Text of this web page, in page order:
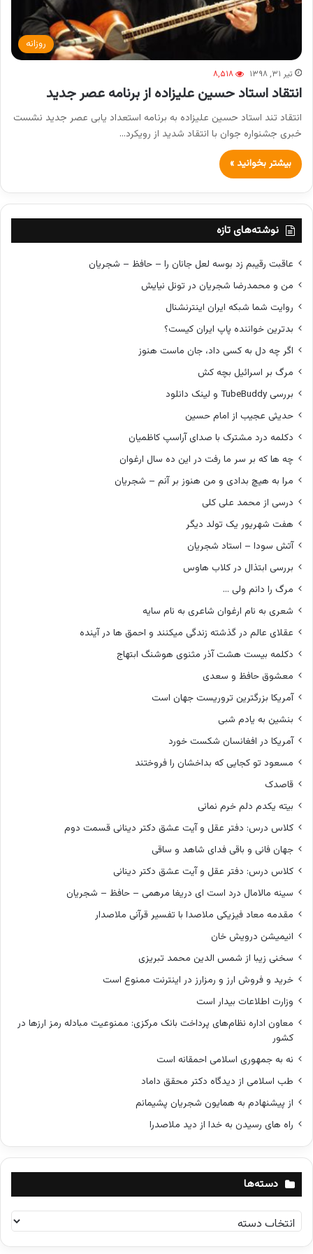
روزانه
تیر ۳۱, ۱۳۹۸ ۸,۵۱۸
انتقاد استاد حسین علیزاده از برنامه عصر جدید
انتقاد تند استاد حسین علیزاده به برنامه استعداد یابی عصر جدید نشست
خبری جشنواره جوان با انتقاد شدید از رویکرد…
بیشتر بخوانید »
نوشته‌های تازه
عاقبت رقیبم زد بوسه لعل جانان را – حافظ – شجریان
من و محمدرضا شجریان در تونل نیایش
روایت شما شبکه ایران اینترنشنال
بدترین خواننده پاپ ایران کیست؟
اگر چه دل به کسی داد، جان ماست هنوز
مرگ بر اسرائیل بچه کش
بررسی TubeBuddy و لینک دانلود
حدیثی عجیب از امام حسین
دکلمه درد مشترک با صدای آراسپ کاظمیان
چه ها که بر سر ما رفت در این ده سال ارغوان
مرا به هیچ بدادی و من هنوز بر آنم – شجریان
درسی از محمد علی کلی
هفت شهریور یک تولد دیگر
آتش سودا – استاد شجریان
بررسی ابتذال در کلاب هاوس
مرگ را دانم ولی …
شعری به نام ارغوان شاعری به نام سایه
عقلای عالم در گذشته زندگی میکنند و احمق ها در آینده
دکلمه بیست هشت آذر مثنوی هوشنگ ابتهاج
معشوق حافظ و سعدی
آمریکا بزرگترین تروریست جهان است
بنشین به یادم شبی
آمریکا در افغانسان شکست خورد
مسعود تو کجایی که بداخشان را فروختند
قاصدک
بیته یکدم دلم خرم نمانی
کلاس درس: دفتر عقل و آیت عشق دکتر دینانی قسمت دوم
جهان فانی و باقی فدای شاهد و ساقی
کلاس درس: دفتر عقل و آیت عشق دکتر دینانی
سینه مالامال درد است ای دریغا مرهمی – حافظ – شجریان
مقدمه معاد فیزیکی ملاصدا با تفسیر قرآنی ملاصدار
انیمیشن درویش خان
سخنی زیبا از شمس الدین محمد تبریزی
خرید و فروش ارز و رمزارز در اینترنت ممنوع است
وزارت اطلاعات بیدار است
معاون اداره نظام‌های پرداخت بانک مرکزی: ممنوعیت مبادله رمز ارزها در
کشور
نه به جمهوری اسلامی احمقانه است
طب اسلامی از دیدگاه دکتر محقق داماد
از پیشنهادم به همایون شجریان پشیمانم
راه های رسیدن به خدا از دید ملاصدرا
دسته‌ها
د
س
ت